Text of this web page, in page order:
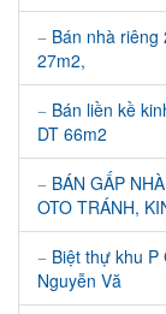
Bán nhà
27m2,
Bán liền kề
DT 66m2
BÁN GẤP
OTO TRÁNH,
Biệt thự khu P
Nguyễn Vă